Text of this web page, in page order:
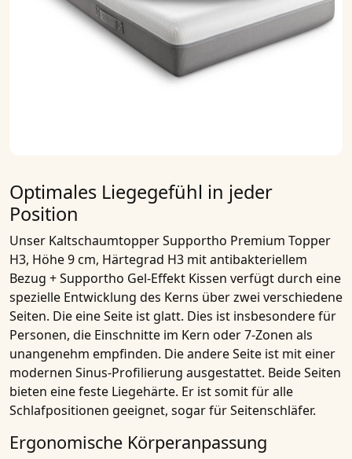
Optimales Liegegefühl in jeder
Position
Unser Kaltschaumtopper Supportho Premium Topper
H3, Höhe 9 cm, Härtegrad H3 mit antibakteriellem
Bezug + Supportho Gel-Effekt Kissen verfügt durch eine
spezielle Entwicklung des Kerns über zwei verschiedene
Seiten. Die eine Seite ist glatt. Dies ist insbesondere für
Personen, die Einschnitte im Kern oder7-Zonen als
unangenehm empfinden. Die andere Seite ist mit einer
modernen Sinus-Profilierung ausgestattet. Beide Seiten
bieten eine feste Liegehärte. Er ist somit für alle
Schlafpositionen geeignet, sogar für Seitenschläfer.
Ergonomische Körperanpassung